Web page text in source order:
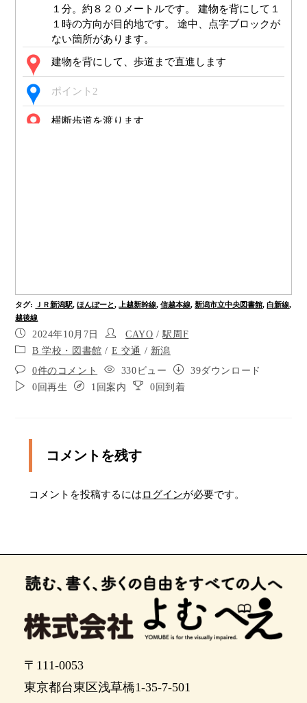
１分。約８２０メートルです。 建物を背にして１
１時の方向が目的地です。 途中、点字ブロックが
ない箇所があります。
建物を背にして、歩道まで直進します
ポイント2
横断歩道を渡ります
左側は東公園です
ポイント10
ポイント11
ポイント12
ポイント14
ポイント18
ポイント20
右に曲がり横断歩道を渡ります
タグ: ＪＲ新潟駅, ほんぽーと, 上越新幹線, 信越本線, 新潟市立中央図書館, 白新線,
越後線
2024年10月7日 CAYO /駅周F
B 学校・図書館 / E 交通 / 新潟
0件のコメント
330ビュー
39ダウンロード
0回再生
1回案内 0回到着
コメントを残す
コメントを投稿するにはログインが必要です。
〒111-0053
東京都台東区浅草橋1-35-7-501